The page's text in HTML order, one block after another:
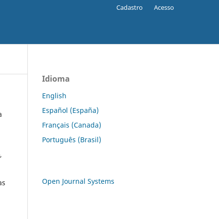
Cadastro Acesso
Idioma
English
Español (España)
Français (Canada)
Português (Brasil)
Open Journal Systems